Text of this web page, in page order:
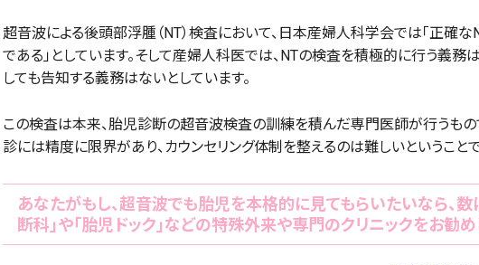
超音波による後頭部浮腫（NT）検査において、日本産婦人科学会では「正確
である」としています。そして産婦人科医では、NTの検査を積極的に行う義務
しても告知する義務はないとしています。
この検査は本来、胎児診断の超音波検査の訓練を積んだ専門医師が行うもの
診には精度に限界があり、カウンセリング体制を整えるのは難しいということで
あなたがもし、超音波でも胎児を本格的に見てもらいたいなら、
断科」や「胎児ドック」などの特殊外来や専門のクリニックをお勧め